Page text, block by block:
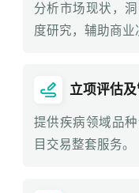
分析市场现状，
度研究，辅助商业
立项评估及
提供疾病领域品
目交易整套服务。